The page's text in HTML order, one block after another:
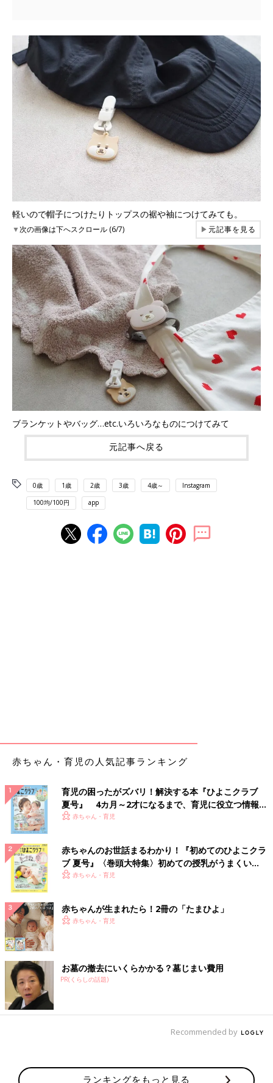
軽いので帽子につけたりトップスの裾や袖につけてみても。
▼次の画像は下へスクロール (6/7) ▶元記事を見る
ブランケットやバッグ…etc.いろいろなものにつけてみて
元記事へ戻る
0歳 1歳 2歳 3歳 4歳～ Instagram
100均/100円 app
赤ちゃん・育児の人気記事ランキング
育児の困ったがズバリ！解決する本『ひよこクラブ
夏号』 4カ月～2才になるまで、育児に役立つ情報が
いっぱい！
赤ちゃん・育児
赤ちゃんのお世話まるわかり！『初めてのひよこクラ
ブ 夏号』〈巻頭大特集〉初めての授乳がうまくい
く！ おっぱい・ミルクの基本と夏のトラブル 解決テ
赤ちゃん・育児
赤ちゃんが生まれたら！2冊の「たまひよ」
赤ちゃん・育児
お墓の撤去にいくらかかる？墓じまい費用
PR(くらしの話題)
Recommended by
ランキングをもっと見る